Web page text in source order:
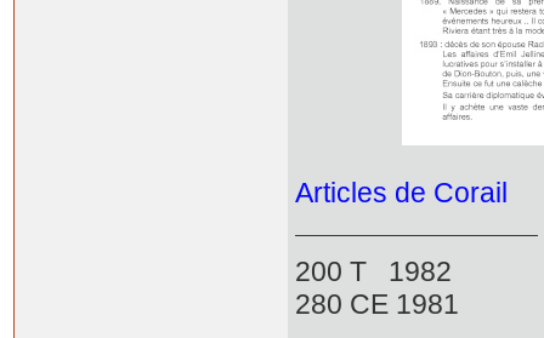
Articles de Corail
200 T 1982
280 CE 1981